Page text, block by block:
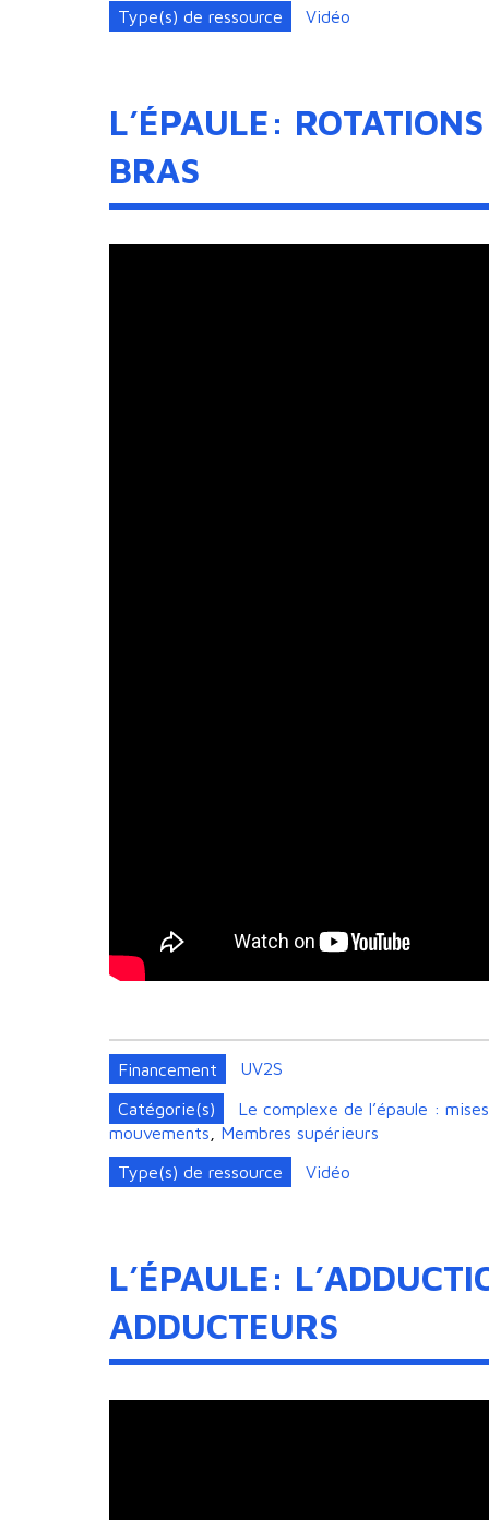
Type(s) de ressource Vidéo
L’ÉPAULE:
BRAS
Financement UV2S
Catégorie(s)
Le complexe de l’épaule :
mouvements
Membres supérieurs
Type(s) de ressource Vidéo
L’ÉPAULE:
ADDUCTEURS